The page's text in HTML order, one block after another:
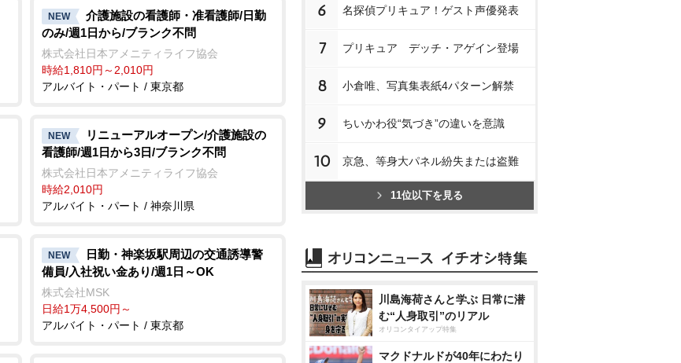
NEW
介護施設の看護師・准看護師/日勤
のみ/週1日から/ブランク不問
株式会社日本アメニティライフ協会
時給1,810円～2,010円
アルバイト・パート / 東京都
NEW
リニューアルオープン/介護施設の
看護師/週1日から3日/ブランク不問
株式会社日本アメニティライフ協会
時給2,010円
アルバイト・パート / 神奈川県
NEW
日勤・神楽坂駅周辺の交通誘導警
備員/入社祝い金あり/週1日～OK
株式会社MSK
日給1万4,500円～
アルバイト・パート / 東京都
6 名探偵プリキュア！ゲスト声優発表
7 プリキュア デッチ・アゲイン登場
8 小倉唯、写真集表紙4パターン解禁
9 ちいかわ役“気づき”の違いを意識
10 京急、等身大パネル紛失または盗難
11位以下を見る
川島海荷さんと学ぶ 日常に潜
む“人身取引”のリアル
オリコンタイアップ特集
マクドナルドが40年にわたり